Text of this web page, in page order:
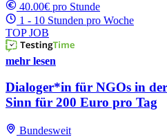
40.00€ pro Stunde
1 - 10 Stunden pro Woche
TOP JOB
mehr lesen
Dialoger*in für NGOs in
Sinn für 200 Euro pro Tag
Bundesweit